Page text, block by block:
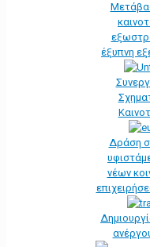
έξυπνη
Δράση
νέων